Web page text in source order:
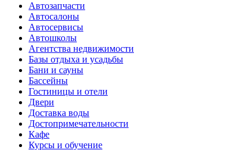
Автозапчасти
Автосалоны
Автосервисы
Автошколы
Агентства недвижимости
Базы отдыха и усадьбы
Бани и сауны
Бассейны
Гостиницы и отели
Двери
Доставка воды
Достопримечательности
Кафе
Курсы и обучение